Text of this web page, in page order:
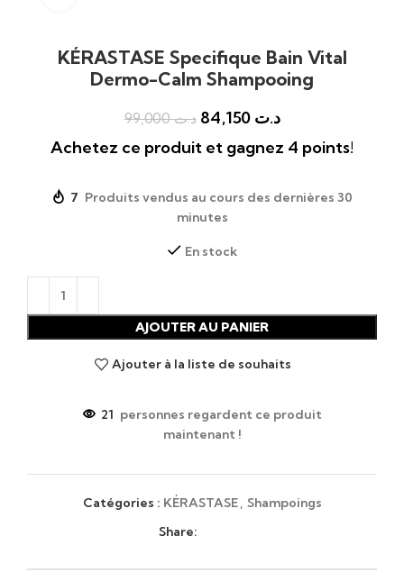
KÉRASTASE Specifique Bain Vital
Dermo-Calm Shampooing
د.ت99,000 د.ت 84,150
Achetez ce produit et gagnez 4 points!
7 Produits vendus au cours des dernières 30
minutes
En stock
AJOUTER AU PANIER
Ajouter à la liste de souhaits
21 personnes regardent ce produit
maintenant !
Catégories : KÉRASTASE, Shampoings
Share: